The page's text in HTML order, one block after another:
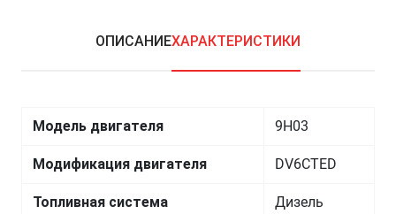
ОПИСАНИЕХАРАКТЕРИСТИКИ
Модель двигателя 9H03
Модификация двигателя DV6CTED
Топливная система Дизель